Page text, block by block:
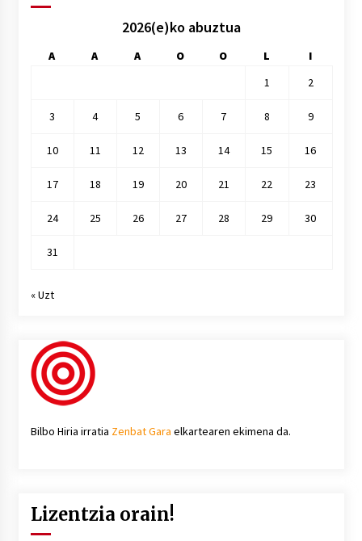
2026(e)ko abuztua
A A A O O L
I
1
2
3 4 5 6 7 8 9
10 11 12 13 14 15 16
17 18 19 20 21 22 23
24 25 26 27 28 29 30
31
« Uzt
Bilbo Hiria irratia Zenbat Gara elkartearen ekimena da.
Lizentzia orain!